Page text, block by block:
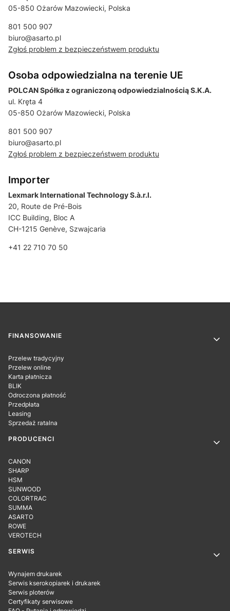
05-850 Ożarów Mazowiecki, Polska
801 500 907
biuro@asarto.pl
Zgłoś problem z bezpieczeństwem produktu
Osoba odpowiedzialna na terenie UE
POLCAN Spółka z ograniczoną odpowiedzialnością S.K.A.
ul. Kręta 4
05-850 Ożarów Mazowiecki, Polska
801 500 907
biuro@asarto.pl
Zgłoś problem z bezpieczeństwem produktu
Importer
Lexmark International Technology S.à.r.l.
20, Route de Pré-Bois
ICC Building, Bloc A
CH-1215 Genève, Szwajcaria
+41 22 710 70 50
Linki w stopce
FINANSOWANIE
Przelew tradycyjny
Przelew online
Karta płatnicza
BLIK
Odroczona płatność
Przedpłata
Leasing
Sprzedaż ratalna
PRODUCENCI
CANON
SHARP
HSM
SUNWOOD
COLORTRAC
SUMMA
ASARTO
ROWE
VEROTECH
SERWIS
Wynajem drukarek
Serwis kserokopiarek i drukarek
Serwis ploterów
Certyfikaty serwisowe